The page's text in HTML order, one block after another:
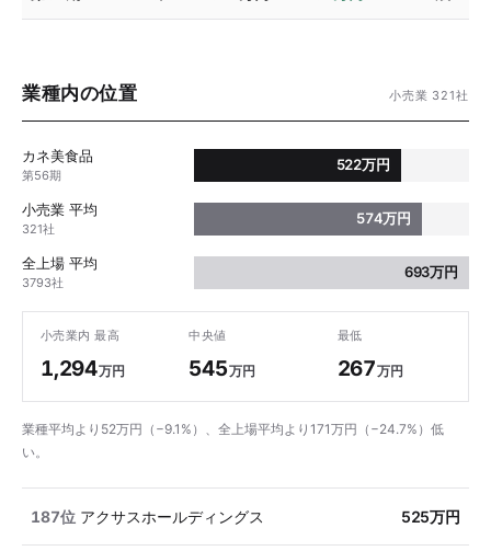
業種内の位置 小売業 321社
カネ美食品
第56期
522万円
小売業 平均
321社
574万円
全上場 平均
3793社
693万円
小売業内 最高
1,294万円
中央値
545万円
最低
267万円
業種平均より52万円（−9.1%）、全上場平均より171万円（−24.7%）低
い。
187位 アクサスホールディングス 525万円